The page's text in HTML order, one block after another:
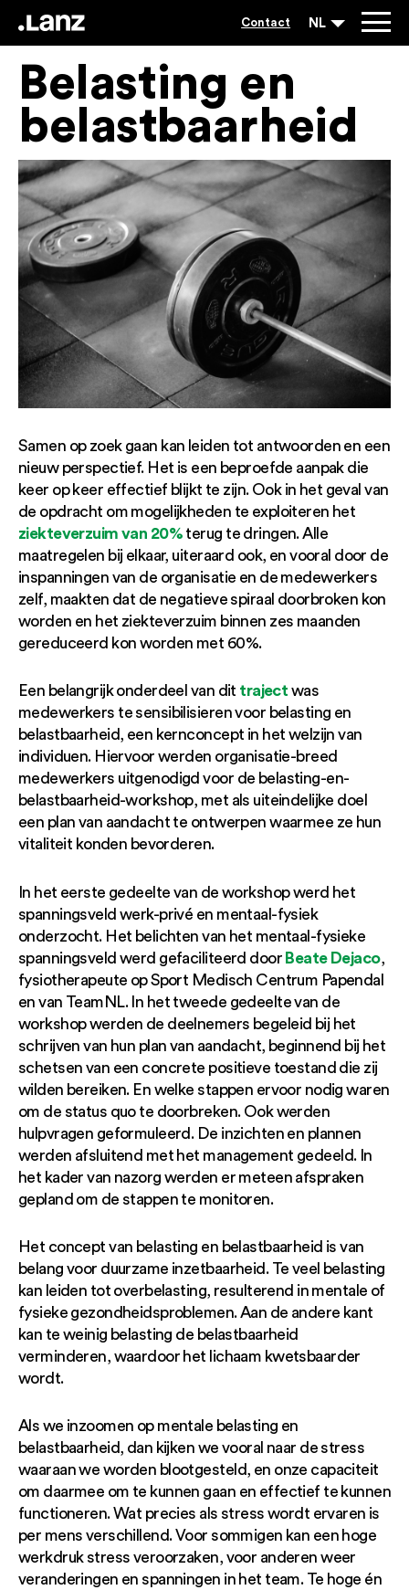
Contact NL
Belasting en
belastbaarheid
Samen op zoek gaan kan leiden tot antwoorden en een
nieuw perspectief. Het is een beproefde aanpak die
keer op keer effectief blijkt te zijn. Ook in het geval van
de opdracht om mogelijkheden te exploiteren het
ziekteverzuim van 20%terug te dringen. Alle
maatregelen bij elkaar, uiteraard ook, en vooral door de
inspanningen van de organisatie en de medewerkers
zelf, maakten dat de negatieve spiraal doorbroken kon
worden en het ziekteverzuim binnen zes maanden
gereduceerd kon worden met 60%.
Een belangrijk onderdeel van dit trajectwas
medewerkers te sensibilisieren voor belasting en
belastbaarheid, een kernconcept in het welzijn van
individuen. Hiervoor werden organisatie-breed
medewerkers uitgenodigd voor de belasting-en-
belastbaarheid-workshop, met als uiteindelijke doel
een plan van aandacht te ontwerpen waarmee ze hun
vitaliteit konden bevorderen.
In het eerste gedeelte van de workshop werd het
spanningsveld werk-privé en mentaal-fysiek
onderzocht. Het belichten van het mentaal-fysieke
spanningsveld werd gefaciliteerd doorBeate Dejaco,
fysiotherapeute op Sport Medisch Centrum Papendal
en van TeamNL. In het tweede gedeelte van de
workshop werden de deelnemers begeleid bij het
schrijven van hun plan van aandacht, beginnend bij het
schetsen van een concrete positieve toestand die zij
wilden bereiken. En welke stappen ervoor nodig waren
om de status quo te doorbreken. Ook werden
hulpvragen geformuleerd. De inzichten en plannen
werden afsluitend met het management gedeeld. In
het kader van nazorg werden er meteen afspraken
gepland om de stappen te monitoren.
Het concept van belasting en belastbaarheid is van
belang voor duurzame inzetbaarheid. Te veel belasting
kan leiden tot overbelasting, resulterend in mentale of
fysieke gezondheidsproblemen. Aan de andere kant
kan te weinig belasting de belastbaarheid
verminderen, waardoor het lichaam kwetsbaarder
wordt.
Als we inzoomen op mentale belasting en
belastbaarheid, dan kijken we vooral naar de stress
waaraan we worden blootgesteld, en onze capaciteit
om daarmee om te kunnen gaan en effectief te kunnen
functioneren. Wat precies als stress wordt ervaren is
per mens verschillend. Voor sommigen kan een hoge
werkdruk stress veroorzaken, voor anderen weer
veranderingen en spanningen in het team. Te hoge én